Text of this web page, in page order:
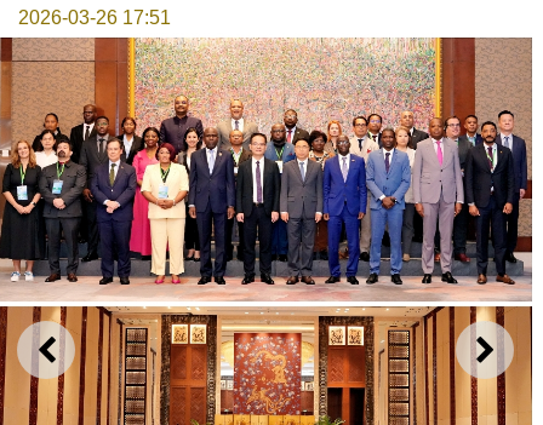
2026-03-26 17:51
上一则 下一